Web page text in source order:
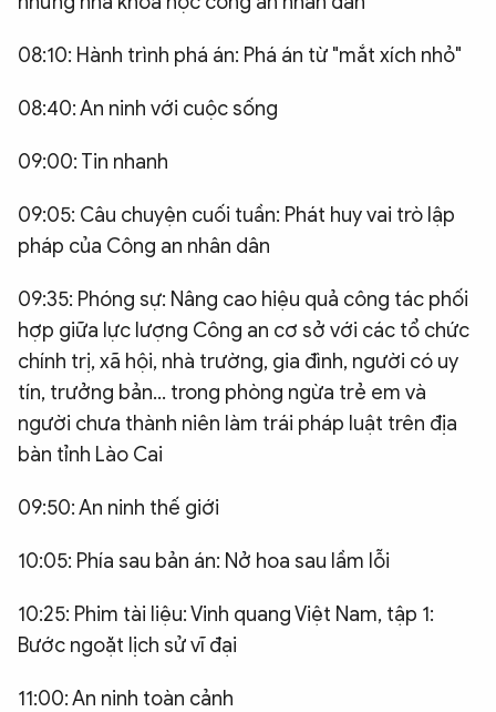
08:10: Hành trình phá án: Phá án từ "mắt xích nhỏ"
08:40: An ninh với cuộc sống
09:00: Tin nhanh
09:05: Câu chuyện cuối tuần: Phát huy vai trò lập
pháp của Công an nhân dân
09:35: Phóng sự: Nâng cao hiệu quả công tác phối
hợp giữa lực lượng Công an cơ sở với các tổ chức
chính trị, xã hội, nhà trường, gia đình, người có uy
tín, trưởng bản... trong phòng ngừa trẻ em và
người chưa thành niên làm trái pháp luật trên địa
bàn tỉnh Lào Cai
09:50: An ninh thế giới
10:05: Phía sau bản án: Nở hoa sau lầm lỗi
10:25: Phim tài liệu: Vinh quang Việt Nam, tập 1:
Bước ngoặt lịch sử vĩ đại
11:00: An ninh toàn cảnh